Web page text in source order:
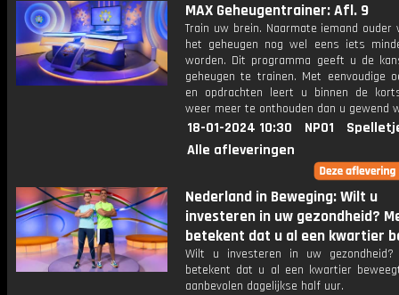
MAX Geheugentrainer: Afl. 9
Train uw brein. Naarmate iemand ouder
het geheugen nog wel eens iets
worden. Dit programma geeft u de
geheugen te trainen. Met eenvoudige
en opdrachten leert u binnen de
weer meer te onthouden dan u gewend
18-01-2024 10:30 NPO1
Alle afleveringen
Nederland in Beweging: Wilt u
investeren in uw gezondheid?
betekent dat u al een kwartier
Wilt u investeren in uw gezondheid?
betekent dat u al een kwartier
aanbevolen dagelijkse half uur.